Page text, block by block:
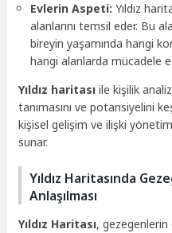
Evlerin Aspeti: Yıldız
alanlarını temsil eder. Bu
bireyin yaşamında hangi
hangi alanlarda mücadele
Yıldız haritası ile kişilik
tanımasını ve potansiyelini
kişisel gelişim ve ilişki
sunar.
Yıldız Haritasında
Anlaşılması
Yıldız Haritası,